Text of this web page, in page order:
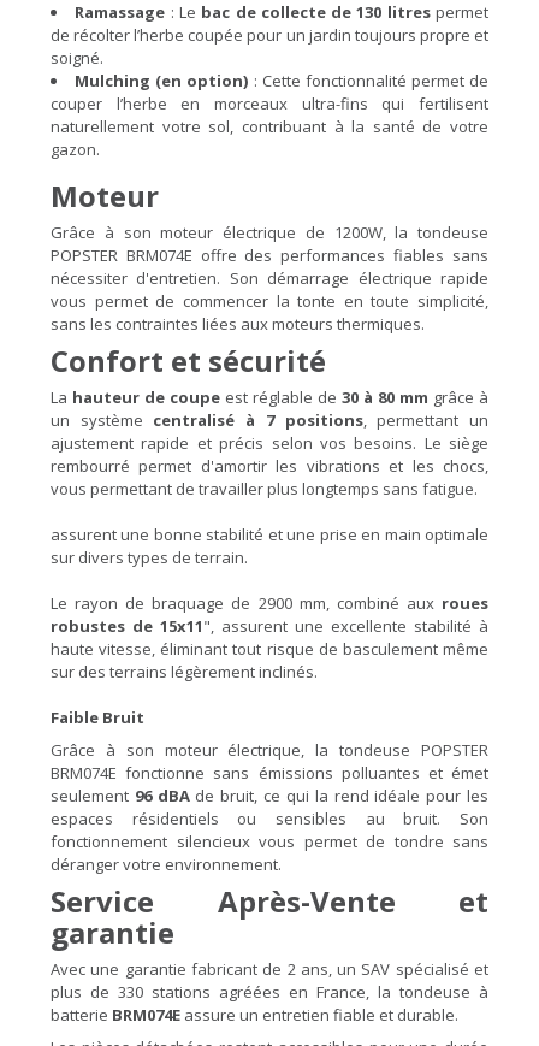
Ramassage : Le bac de collecte de 130 litrespermet
de récolter l’herbe coupée pour un jardin toujours propre et
soigné.
Mulching (en option) : Cette fonctionnalité permet de
couper l’herbe en morceaux ultra-fins qui fertilisent
naturellement votre sol, contribuant à la santé de votre
gazon.
Moteur
Grâce à son moteur électrique de 1200W, la tondeuse
POPSTER BRM074E offre des performances fiables sans
nécessiter d'entretien. Son démarrage électrique rapide
vous permet de commencer la tonte en toute simplicité,
sans les contraintes liées aux moteurs thermiques.
Confort et sécurité
La hauteur de coupe est réglable de 30 à 80 mm grâce à
un système centralisé à 7 positions, permettant un
ajustement rapide et précis selon vos besoins. Le siège
rembourré permet d'amortir les vibrations et les chocs,
vous permettant de travailler plus longtemps sans fatigue.
assurent une bonne stabilité et une prise en main optimale
sur divers types de terrain.
Le rayon de braquage de 2900 mm, combiné aux roues
robustes de 15x11", assurent une excellente stabilité à
haute vitesse, éliminant tout risque de basculement même
sur des terrains légèrement inclinés.
Faible Bruit
Grâce à son moteur électrique, la tondeuse POPSTER
BRM074E fonctionne sans émissions polluantes et émet
seulement 96 dBAde bruit, ce qui la rend idéale pour les
espaces résidentiels ou sensibles au bruit. Son
fonctionnement silencieux vous permet de tondre sans
déranger votre environnement.
Service Après-Vente et
garantie
Avec une garantie fabricant de 2 ans, un SAV spécialisé et
plus de 330 stations agréées en France, la tondeuse à
batterie BRM074E assure un entretien fiable et durable.